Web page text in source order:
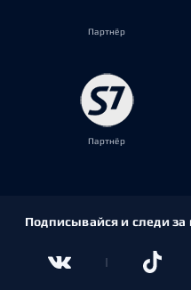
Партнёр
Партнёр
Подписывайся и следи за